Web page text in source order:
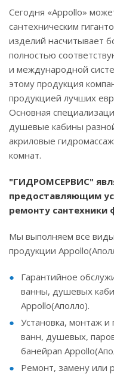
Сегодня «Appollo»
сантехническим
изделий насчитывает
полностью
и международной
этому продукция
продукцией лучших
Основная
душевые кабины
акриловые
комнат.
"ГИДРОМСЕРВИС"
предоставляющим
ремонту
Мы выполняем все
продукции
Гарантийное
ванны, душевых
Appollo(Аполло).
Установка, монтаж
ванн, душевых,
банейpan
Ремонт, замену или